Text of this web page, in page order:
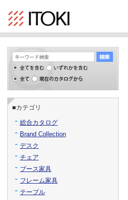
■カテゴリ
総合カタログ
Brand Collection
デスク
チェア
ブース家具
フレーム家具
テーブル